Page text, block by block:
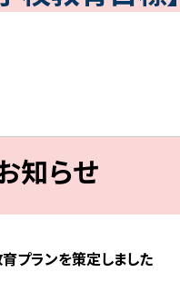
知らせ
ランを策定しました